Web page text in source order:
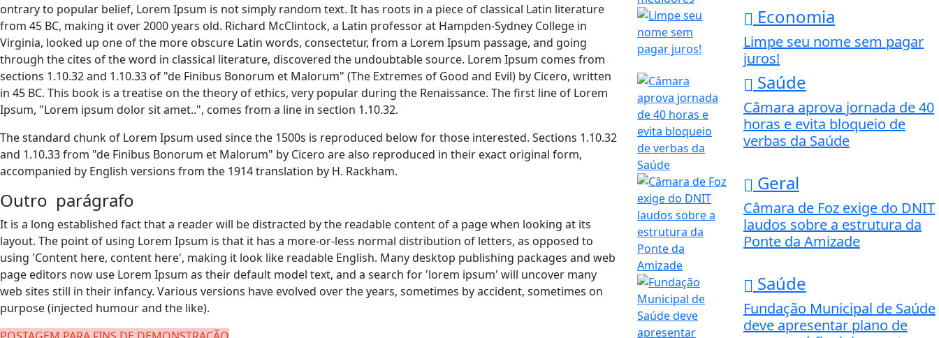
ontrary to popular belief, Lorem Ipsum is not simply random text. It has roots in a piece of classical Latin literature
from 45 BC, making it over 2000 years old. Richard McClintock, a Latin professor at Hampden-Sydney College in
Virginia, looked up one of the more obscure Latin words, consectetur, from a Lorem Ipsum passage, and going
through the cites of the word in classical literature, discovered the undoubtable source. Lorem Ipsum comes from
sections 1.10.32 and 1.10.33 of "de Finibus Bonorum et Malorum" (The Extremes of Good and Evil) by Cicero, written
in 45 BC. This book is a treatise on the theory of ethics, very popular during the Renaissance. The first line of Lorem
Ipsum, "Lorem ipsum dolor sit amet..", comes from a line in section 1.10.32.
The standard chunk of Lorem Ipsum used since the 1500s is reproduced below for those interested. Sections 1.10.32
and 1.10.33 from "de Finibus Bonorum et Malorum" by Cicero are also reproduced in their exact original form,
accompanied by English versions from the 1914 translation by H. Rackham.
Outro parágrafo
It is a long established fact that a reader will be distracted by the readable content of a page when looking at its
layout. The point of using Lorem Ipsum is that it has a more-or-less normal distribution of letters, as opposed to
using 'Content here, content here', making it look like readable English. Many desktop publishing packages and web
page editors now use Lorem Ipsum as their default model text, and a search for 'lorem ipsum' will uncover many
web sites still in their infancy. Various versions have evolved over the years, sometimes by accident, sometimes on
purpose (injected humour and the like).
Economia
Limpe seu nome sem pagar
juros!
Saúde
Câmara aprova jornada de 40
horas e evita bloqueio de
verbas da Saúde
Geral
Câmara de Foz exige do DNIT
laudos sobre a estrutura da
Ponte da Amizade
Saúde
Fundação Municipal de Saúde
deve apresentar plano de